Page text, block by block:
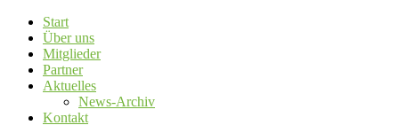
Start
Über uns
Mitglieder
Partner
Aktuelles
News-Archiv
Kontakt